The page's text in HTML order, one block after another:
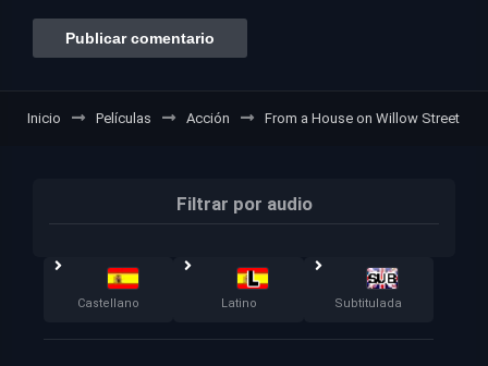
Inicio Películas Acción From a House on Willow Street
Filtrar por audio
Castellano Latino Subtitulada